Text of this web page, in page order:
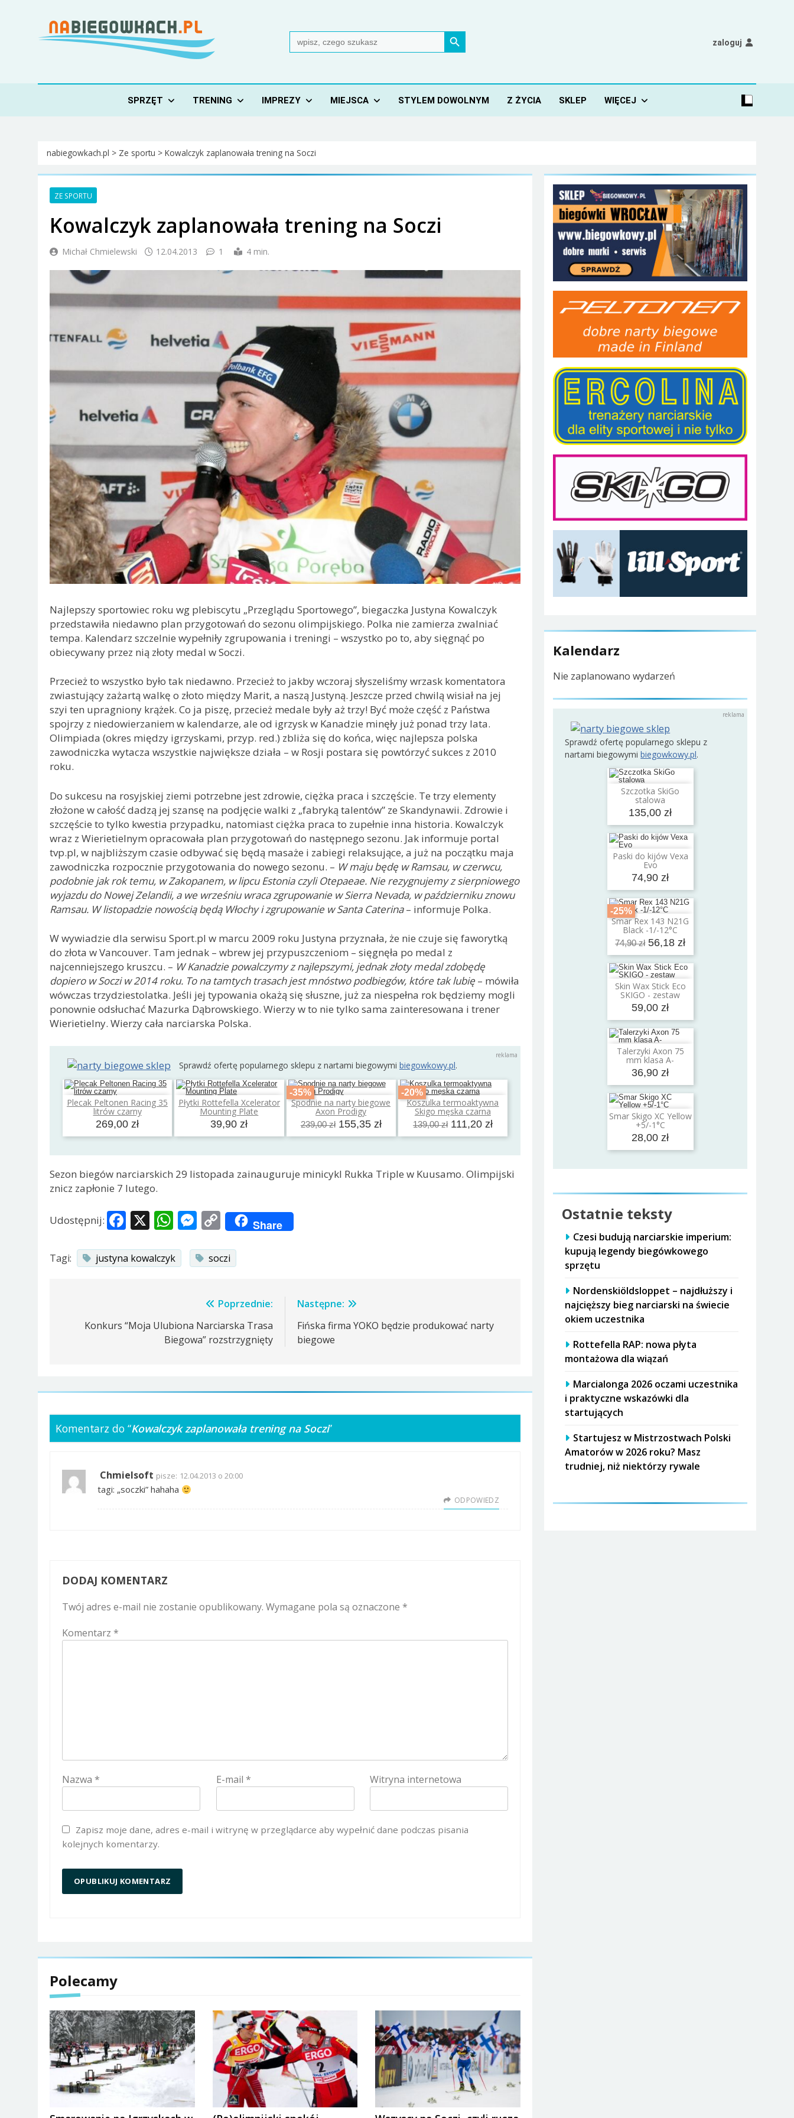
Nabiegowkach.pl
Search
for:
Search Button
zaloguj
SPRZĘT TRENING IMPREZY MIEJSCA STYLEM DOWOLNYM Z ŻYCIA SKLEP WIĘCEJ
nabiegowkach.pl > Ze sportu > Kowalczyk zaplanowała trening na Soczi
ZE SPORTU
Kowalczyk zaplanowała trening na Soczi
Michał Chmielewski 12.04.2013 1 4 min.
Najlepszy sportowiec roku wg plebiscytu „Przeglądu Sportowego”, biegaczka Justyna Kowalczyk
przedstawiła niedawno plan przygotowań do sezonu olimpijskiego. Polka nie zamierza zwalniać
tempa. Kalendarz szczelnie wypełniły zgrupowania i treningi – wszystko po to, aby sięgnąć po
obiecywany przez nią złoty medal w Soczi.
Przecież to wszystko było tak niedawno. Przecież to jakby wczoraj słyszeliśmy wrzask komentatora
zwiastujący zażartą walkę o złoto między Marit, a naszą Justyną. Jeszcze przed chwilą wisiał na jej
szyi ten upragniony krążek. Co ja piszę, przecież medale były aż trzy! Być może część z Państwa
spojrzy z niedowierzaniem w kalendarze, ale od igrzysk w Kanadzie minęły już ponad trzy lata.
Olimpiada (okres między igrzyskami, przyp. red.) zbliża się do końca, więc najlepsza polska
zawodniczka wytacza wszystkie największe działa – w Rosji postara się powtórzyć sukces z 2010
roku.
Do sukcesu na rosyjskiej ziemi potrzebne jest zdrowie, ciężka praca i szczęście. Te trzy elementy
złożone w całość dadzą jej szansę na podjęcie walki z „fabryką talentów” ze Skandynawii. Zdrowie i
szczęście to tylko kwestia przypadku, natomiast ciężka praca to zupełnie inna historia. Kowalczyk
wraz z Wierietielnym opracowała plan przygotowań do następnego sezonu. Jak informuje portal
tvp.pl, w najbliższym czasie odbywać się będą masaże i zabiegi relaksujące, a już na początku maja
zawodniczka rozpocznie przygotowania do nowego sezonu. – W maju będę w Ramsau, w czerwcu,
podobnie jak rok temu, w Zakopanem, w lipcu Estonia czyli Otepaeae. Nie rezygnujemy z sierpniowego
wyjazdu do Nowej Zelandii, a we wrześniu wraca zgrupowanie w Sierra Nevada, w październiku znowu
Ramsau. W listopadzie nowością będą Włochy i zgrupowanie w Santa Caterina– informuje Polka.
W wywiadzie dla serwisu Sport.pl w marcu 2009 roku Justyna przyznała, że nie czuje się faworytką
do złota w Vancouver. Tam jednak – wbrew jej przypuszczeniom – sięgnęła po medal z
najcenniejszego kruszcu. – W Kanadzie powalczymy z najlepszymi, jednak złoty medal zdobędę
dopiero w Soczi w 2014 roku. To na tamtych trasach jest mnóstwo podbiegów, które tak lubię – mówiła
wówczas trzydziestolatka. Jeśli jej typowania okażą się słuszne, już za niespełna rok będziemy mogli
ponownie odsłuchać Mazurka Dąbrowskiego. Wierzy w to nie tylko sama zainteresowana i trener
Wierietielny. Wierzy cała narciarska Polska.
Sprawdź ofertę popularnego sklepu z nartami biegowymi biegowkowy.pl.
Plecak Peltonen Racing 35
litrów czarny
269,00 zł
Dodaj do koszyka Płytki Rottefella Xcelerator
Mounting Plate
39,90 zł
Dodaj do koszyka
-35%
Spodnie na narty biegowe
Axon Prodigy
239,00 zł 155,35 zł
Dodaj do koszyka
-20%
Koszulka termoaktywna
Skigo męska czarna
139,00 zł 111,20 zł
Dodaj do koszyka
Sezon biegów narciarskich 29 listopada zainauguruje minicykl Rukka Triple w Kuusamo. Olimpijski
znicz zapłonie 7 lutego.
Udostępnij: Facebook
X WhatsApp
Messenger
Copy
Link
Share
Tagi: justyna kowalczyk soczi
wpisu
Poprzednie:
Konkurs “Moja Ulubiona Narciarska Trasa
Biegowa” rozstrzygnięty
Następne:
Fińska firma YOKO będzie produkować narty
biegowe
Komentarz do “Kowalczyk zaplanowała trening na Soczi”
Chmielsoft pisze: 12.04.2013 o 20:00
tagi: „soczki” hahaha
ODPOWIEDZ
DODAJ KOMENTARZ
Twój adres e-mail nie zostanie opublikowany. Wymagane pola są oznaczone *
Komentarz *
Nazwa * E-mail * Witryna internetowa
Zapisz moje dane, adres e-mail i witrynę w przeglądarce aby wypełnić dane podczas pisania
kolejnych komentarzy.
Polecamy
Kalendarz
Nie zaplanowano wydarzeń
Sprawdź ofertę popularnego sklepu z
nartami biegowymibiegowkowy.pl.
Szczotka SkiGo
stalowa
135,00 zł
Dodaj do koszyka
Paski do kijów Vexa
Evo
74,90 zł
Dodaj do koszyka
-25%
Smar Rex 143 N21G
Black -1/-12°C
74,90 zł 56,18 zł
Dodaj do koszyka
Skin Wax Stick Eco
SKIGO - zestaw
59,00 zł
Dodaj do koszyka
Talerzyki Axon 75
mm klasa A-
36,90 zł
Dodaj do koszyka
Smar Skigo XC Yellow
+5/-1°C
28,00 zł
Dodaj do koszyka
Ostatnie teksty
Czesi budują narciarskie imperium:
kupują legendy biegówkowego
sprzętu
Nordenskiöldsloppet – najdłuższy i
najcięższy bieg narciarski na świecie
okiem uczestnika
Rottefella RAP: nowa płyta
montażowa dla wiązań
Marcialonga 2026 oczami uczestnika
i praktyczne wskazówki dla
startujących
Startujesz w Mistrzostwach Polski
Amatorów w 2026 roku? Masz
trudniej, niż niektórzy rywale